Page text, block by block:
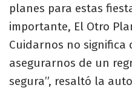
planes para estas
importante, El Otro
Cuidarnos no significa
asegurarnos de un
segura”, resaltó la